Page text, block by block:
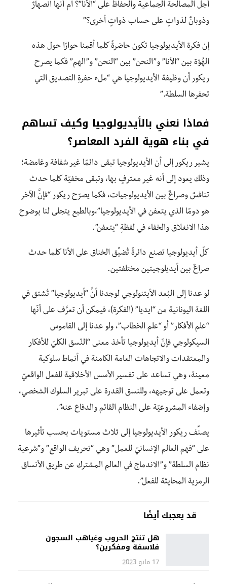
أجل المصالحة الجماعية والحفاظ على “الأنا”؟ أم أنها انصهارٌ
وذوبانٌ لذواتٍ على حساب ذواتٍ أخرى؟”
إن فكرة الأيديولوجيا تكون حاضرةً كلما أقمنا حوارًا حول هذه
الهُوّة بين “الأنا” و”النحن” بين “النحن” و”الهم” فكما يصرح
ريكور أن وظيفة الأيديولوجيا هي “ملء حفرةِ التصديق التي
تحفرها السلطة.”
فماذا نعني بالأيديولوجيا وكيف تساهم
في بناء هوية الفرد المعاصر؟
يشير ريكور إلى أن الأيديولوجيا تبقى دائمًا غير شفافة وغامضة؛
وذلك يعود إلى أنه غير معترفٍ بها، وتبقى مخفيّة كلما حدث
تنافسٌ وصراعٌ بين الأيديولوجيات، فكما يصرّح ريكور “فإنَّ الآخر
هو دومًا الذي يتعفن في الأيديولوجيا”،وبالطبع يتجلى لنا بوضوح
هذا الانغلاق والخفاء في لفظةِ “يتعفن”.
كلّ أيديولوجيا تصنع دائرةً تُضيِّق الخناق على الأنا كلما حدث
صراعٌ بين أيديلوجيتين مختلفتين.
لو عدنا إلى البُعد الأيتنولوجي لوجدنا أنَّ “أيديولوجيا” تُشتق في
اللغة اليونانية من “ايديا” (الفكرة)، فيمكن أن تعرَّف على أنّها
“علم الأفكار” أو “علم الخطاب”، ولو عدنا إلى القاموس
السيكولوجي فإنّ أيديولوجيا تأخذ معنى “النّسق الكليّ للأفكار
والمعتقدات والاتجاهات العامة الكامنة في أنماط سلوكية
معينة، وهي تساعد على تفسير الأسس الأخلاقية للفعل الواقعيّ
وتعمل على توجيهه، وللنسق القدرة على تبرير السلوك الشخصي،
وإضفاء المشروعيّة على النظام القائم والدفاع عنه”.
يصنِّف ريكور الأيديولوجيا إلى ثلاث مستويات بحسب تأثيرها
على “فهم العالم الإنسانيّ للعمل” وهي “تحريف الواقع” و”شرعية
نظام السلطة” و”الاندماج في العالم المشترك عن طريق الأنساق
الرمزية المحايثة للفعل”.
قد يعجبك أيضًا
هل تنتج الحروب وغياهب السجون
فلاسفة ومفكرين؟
17 مايو 2023